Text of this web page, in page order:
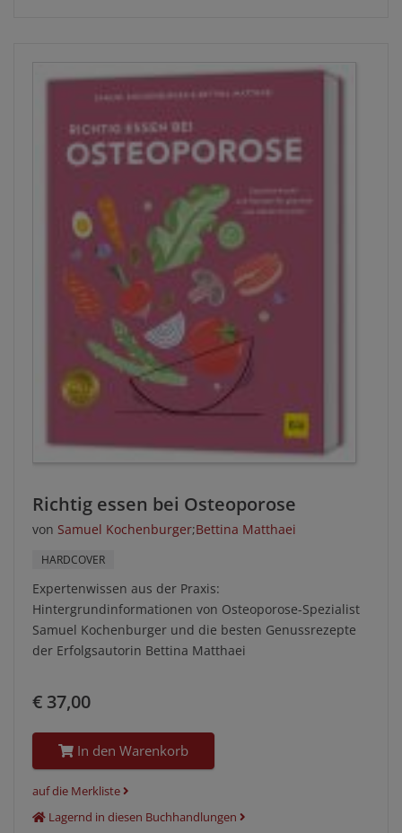
Richtig essen bei Osteoporose
von Samuel Kochenburger;Bettina Matthaei
HARDCOVER
Expertenwissen aus der Praxis:
Hintergrundinformationen von Osteoporose-Spezialist
Samuel Kochenburger und die besten Genussrezepte
der Erfolgsautorin Bettina Matthaei
€ 37,00
In den Warenkorb
auf die Merkliste
Lagernd in diesen Buchhandlungen